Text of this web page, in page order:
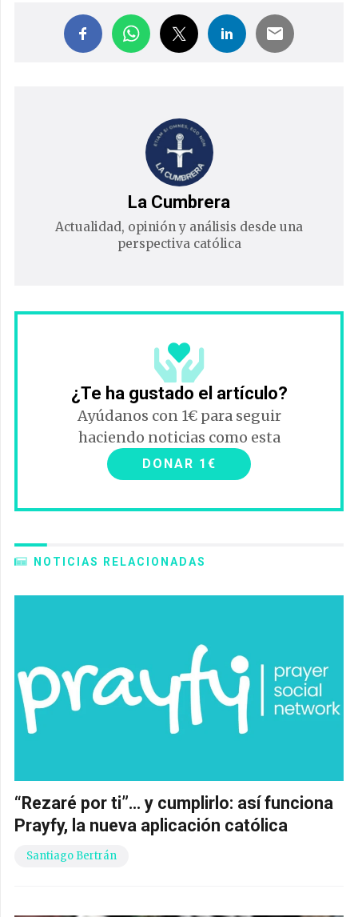
La Cumbrera
Actualidad, opinión y análisis desde una
perspectiva católica
¿Te ha gustado el artículo?
Ayúdanos con 1€ para seguir
haciendo noticias como esta
DONAR 1€
NOTICIAS RELACIONADAS
“Rezaré por ti”… y cumplirlo: así funciona
Prayfy, la nueva aplicación católica
Santiago Bertrán